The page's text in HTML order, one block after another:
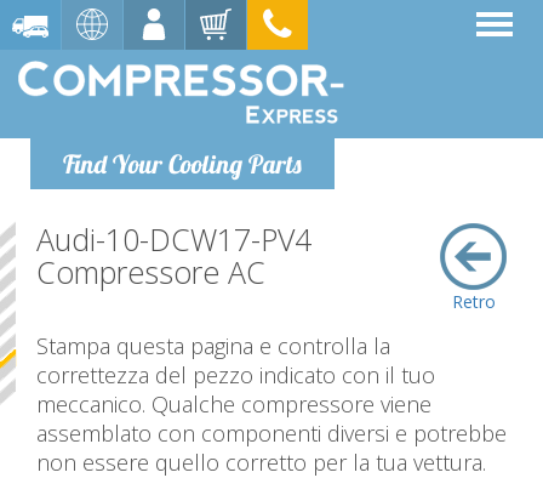
Find Your Cooling Parts
Retro
Audi-10-DCW17-PV4
Compressore AC
Stampa questa pagina e controlla la
correttezza del pezzo indicato con il tuo
meccanico. Qualche compressore viene
assemblato con componenti diversi e potrebbe
non essere quello corretto per la tua vettura.